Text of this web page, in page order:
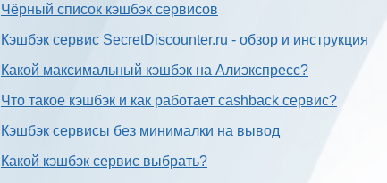
Чёрный список кэшбэк сервисов
Кэшбэк сервис SecretDiscounter.ru - обзор и инструкция
Какой максимальный кэшбэк на Алиэкспресс?
Что такое кэшбэк и как работает cashback сервис?
Кэшбэк сервисы без минималки на вывод
Какой кэшбэк сервис выбрать?